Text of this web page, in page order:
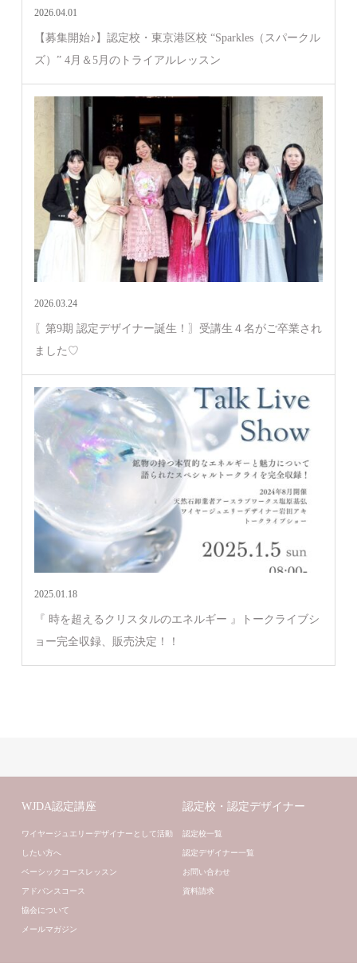
2026.04.01
【募集開始♪】認定校・東京港区校 “Sparkles（スパークル
ズ）” 4月＆5月のトライアルレッスン
2026.03.24
〖第9期 認定デザイナー誕生！〗受講生４名がご卒業され
ました♡
2025.01.18
『 時を超えるクリスタルのエネルギー 』トークライブシ
ョー完全収録、販売決定！！
WJDA認定講座
ワイヤージュエリーデザイナーとして活動
したい方へ
ベーシックコースレッスン
アドバンスコース
協会について
メールマガジン
認定校・認定デザイナー
認定校一覧
認定デザイナー一覧
お問い合わせ
資料請求